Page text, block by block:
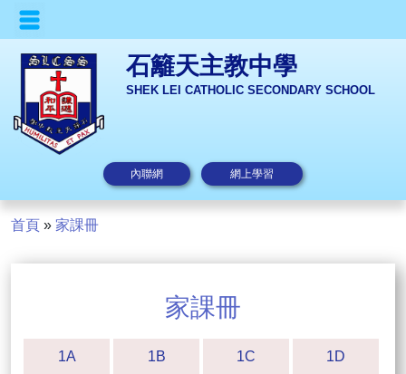
石籬天主教中學
SHEK LEI CATHOLIC SECONDARY SCHOOL
內聯網 網上學習
首頁 » 家課冊
家課冊
1A 1B 1C 1D